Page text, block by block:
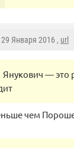
29 Января 2016 , url
Янукович — это
чем